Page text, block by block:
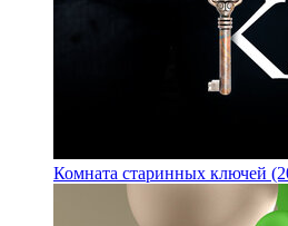
Комната старинных ключей